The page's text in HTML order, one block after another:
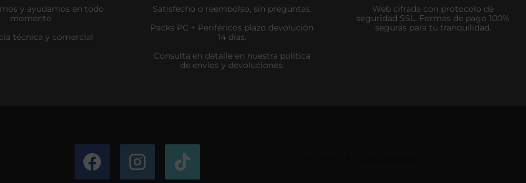
y ayudamos en todo
momento
técnica y comercial
Satisfecho o reembolso, sin preguntas.
Packs PC + Periféricos plazo devolución
14 días.
Consulta en detalle en nuestra política
de envíos y devoluciones.
Web cifrada con protocolo de
seguridad SSL. Formas de pago 100%
seguras para tu tranquilidad.